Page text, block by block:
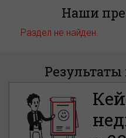
Наши
Раздел не найден.